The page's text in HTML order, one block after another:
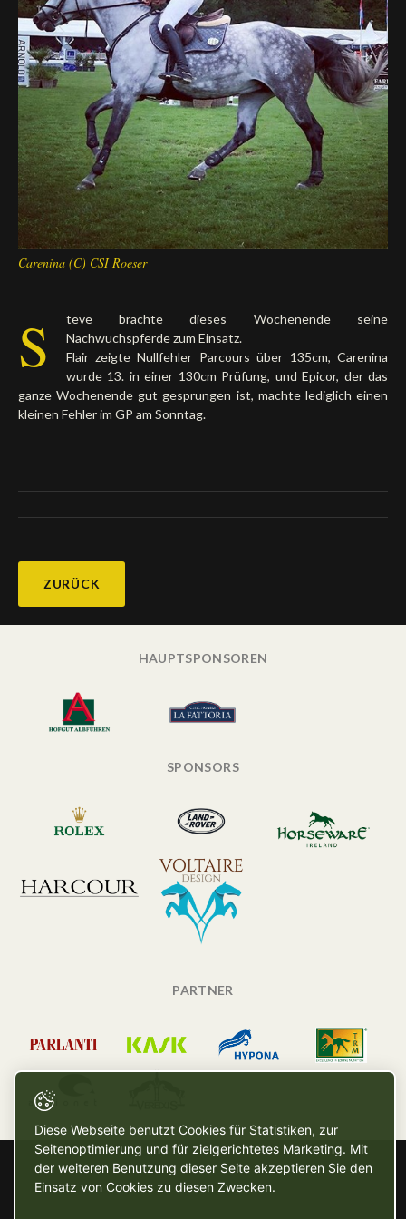
Deutsch
Carenina (C) CSI Roeser
S
teve brachte dieses Wochenende seine
Nachwuchspferde zum Einsatz.
Flair zeigte Nullfehler Parcours über 135cm, Carenina
wurde 13. in einer 130cm Prüfung, und Epicor, der das
ganze Wochenende gut gesprungen ist, machte lediglich einen
kleinen Fehler im GP am Sonntag.
ZURÜCK
HAUPTSPONSOREN
SPONSORS
PARTNER
Diese Webseite benutzt Cookies für Statistiken, zur
Seitenoptimierung und für zielgerichtetes Marketing. Mit
der weiteren Benutzung dieser Seite akzeptieren Sie den
Einsatz von Cookies zu diesen Zwecken.